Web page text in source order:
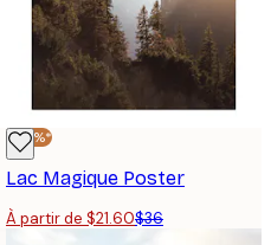
-40%*
Lac Magique Poster
À partir de $21.60$36